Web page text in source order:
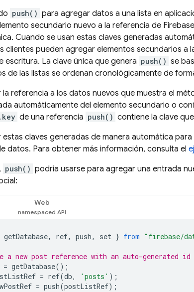
push() para agregar datos a una lista en
secundario nuevo a la referencia de
Cuando se usan estas claves generadas
clientes pueden agregar elementos secundarios a
escritura. La clave única que genera push() se
de las listas se ordenan cronológicamente de
la referencia a los datos nuevos que muestra el
automáticamente del elemento secundario o
.key de una referencia push() contiene la clave
estas claves generadas de manera automática
datos. Para obtener más información, consulta el
push() podría usarse para agregar una entrada
Web
getDatabase, ref, push, set } from "firebase/
a new post reference with an auto-generated id
= getDatabase();
= ref(db, 'posts' );
= push(postListRef);